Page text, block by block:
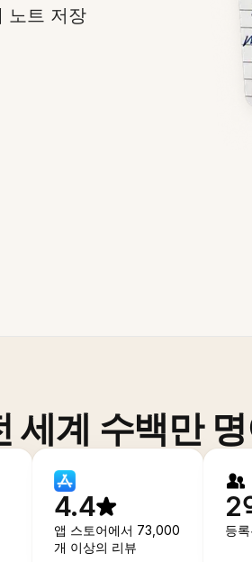
노트 저장
세계 수백만
4.4
앱 스토어에서 73,000
개 이상의 리뷰
2
등